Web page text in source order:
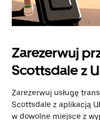
Zarezerwuj
Scottsdale z
Zarezerwuj usługę
Scottsdale z aplikacją
w dowolne miejsce z